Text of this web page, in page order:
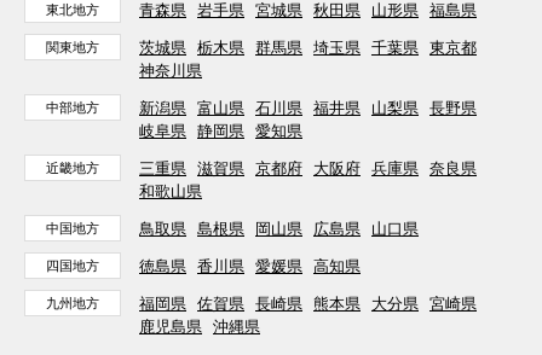
東北地方 青森県 岩手県 宮城県 秋田県 山形県 福島県
関東地方 茨城県 栃木県 群馬県 埼玉県 千葉県 東京都
神奈川県
中部地方 新潟県 富山県 石川県 福井県 山梨県 長野県
岐阜県 静岡県 愛知県
近畿地方 三重県 滋賀県 京都府 大阪府 兵庫県 奈良県
和歌山県
中国地方 鳥取県 島根県 岡山県 広島県 山口県
四国地方 徳島県 香川県 愛媛県 高知県
九州地方 福岡県 佐賀県 長崎県 熊本県 大分県 宮崎県
鹿児島県 沖縄県